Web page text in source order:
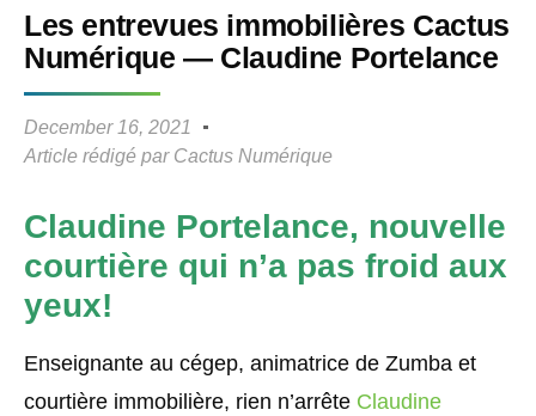
Les entrevues immobilières Cactus
Numérique — Claudine Portelance
December 16, 2021
Article rédigé par Cactus Numérique
Claudine Portelance, nouvelle
courtière qui n’a pas froid aux
yeux!
Enseignante au cégep, animatrice de Zumba et
courtière immobilière, rien n’arrête Claudine